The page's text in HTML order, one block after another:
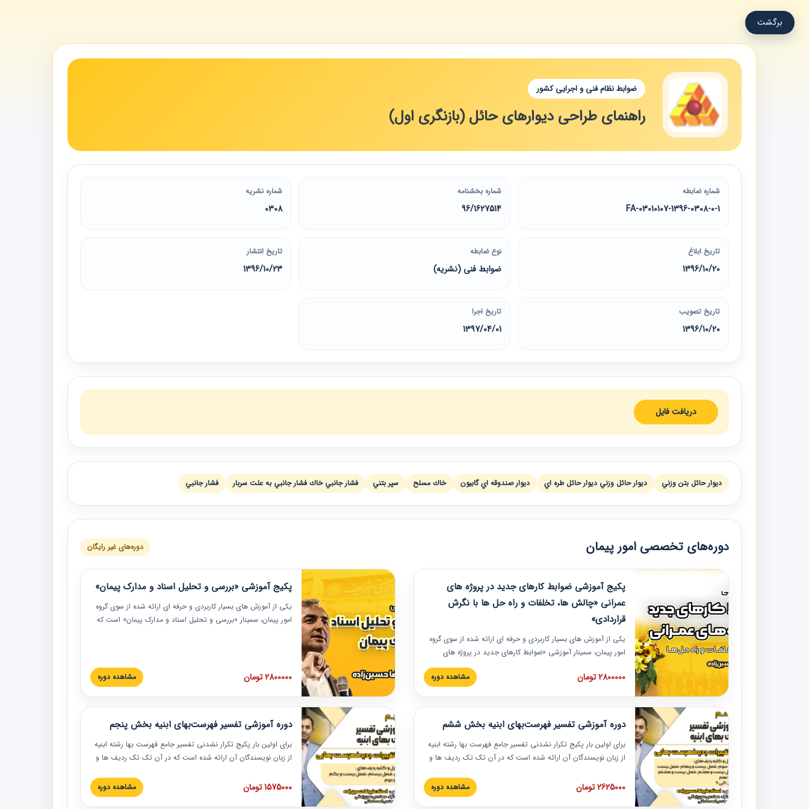
برگشت
ضوابط نظام فنی و اجرایی کشور
راهنمای طراحی دیوارهای حائل (بازنگری اول)
شماره ضابطه
03010107-1396-0308-0-1-FA
شماره بخشنامه
96/1627514
شماره نشریه
0308
تاریخ ابلاغ
1396/10/20
نوع ضابطه
ضوابط فنی (نشریه)
تاریخ انتشار
1396/10/23
تاریخ تصویب
1396/10/20
تاریخ اجرا
1397/04/01
دریافت فایل
ديوار حائل بتن وزني ديوار حائل وزني ديوار حائل طره اي ديوار صندوقه اي گابيون خاك مسلح سپر بتني فشار جانبي خاك فشار جانبي به علت سربار فشار جانبي
دوره‌های تخصصی امور پیمان دوره‌های غیر رایگان
پکیج آموزشی ضوابط کارهای جدید در پروژه های
عمرانی «چالش ها، تخلفات و راه حل ها با نگرش
قراردادی»
یکی از آموزش‏‏‏‏‏‏ های بسیار کاربردی و حرفه‏ ای ارائه شده از سوی گروه
امور پیمان، سمینار آموزشی «ضوابط کارهای جدید در پروژه های
عمرانی» چالش ها، تخلفات و راه حل ها با نگرش قراردادی است که
در محل سندیکای شرکت های ساختمانی کشور ارائه شد. در این
به همراه تجربیات عملی ارائه شده است.
2800000 تومان مشاهده دوره
پکیج آموزشی «بررسی و تحلیل اسناد و مدارک پیمان»
یکی از آموزش‏‏‏‏‏‏ های بسیار کاربردی و حرفه‏ ای ارائه شده از سوی گروه
امور پیمان، سمینار «بررسی و تحلیل اسناد و مدارک پیمان» است که
عملی در این خصوص ارائه شده است.
2800000 تومان مشاهده دوره
دوره آموزشی تفسیر فهرست‌بهای ابنیه بخش ششم
برای اولین بار پکیج تکرار نشدنی تفسیر جامع فهرست بها رشته ابنیه
از زبان نویسندگان آن ارائه شده است که در آن تک تک ردیف ها و
تصویری بوده و به همراه تصاویر عملیات اجرایی مرتبط با ردیف های
فهرست بها ارائه شده است. این دوره با کلام مهندس
2625000 تومان مشاهده دوره
دوره آموزشی تفسیر فهرست‌بهای ابنیه بخش پنجم
برای اولین بار پکیج تکرار نشدنی تفسیر جامع فهرست بها رشته ابنیه
از زبان نویسندگان آن ارائه شده است که در آن تک تک ردیف ها و
تصویری بوده و به همراه تصاویر عملیات اجرایی مرتبط با ردیف های
فهرست بها ارائه شده است. این دوره با کلام مهندس
1575000 تومان مشاهده دوره